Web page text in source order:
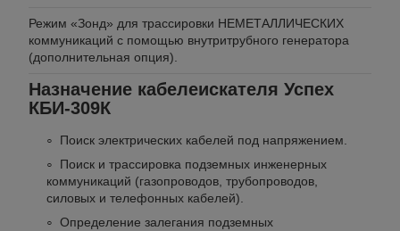
Режим «Зонд» для трассировки НЕМЕТАЛЛИЧЕСКИХ
коммуникаций с помощью внутритрубного генератора
(дополнительная опция).
Назначение кабелеискателя Успех
КБИ-309К
Поиск электрических кабелей под напряжением.
Поиск и трассировка подземных инженерных
коммуникаций (газопроводов, трубопроводов,
силовых и телефонных кабелей).
Определение залегания подземных